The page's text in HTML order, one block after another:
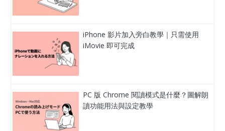
iPhone 影片加入旁白教學｜只需使用
iMovie 即可完成
PC 版 Chrome 閱讀模式是什麼？圖解朗
讀功能用法與設定教學